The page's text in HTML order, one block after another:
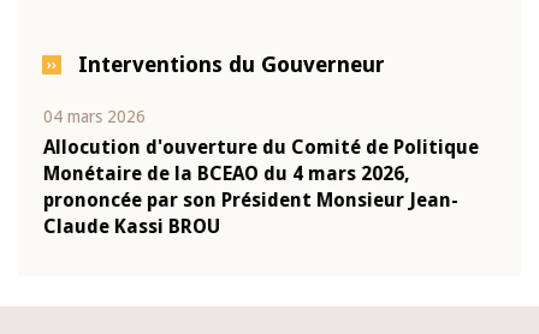
Interventions du Gouverneur
04 mars 2026
Allocution d'ouverture du Comité de Politique
Monétaire de la BCEAO du 4 mars 2026,
prononcée par son Président Monsieur Jean-
Claude Kassi BROU